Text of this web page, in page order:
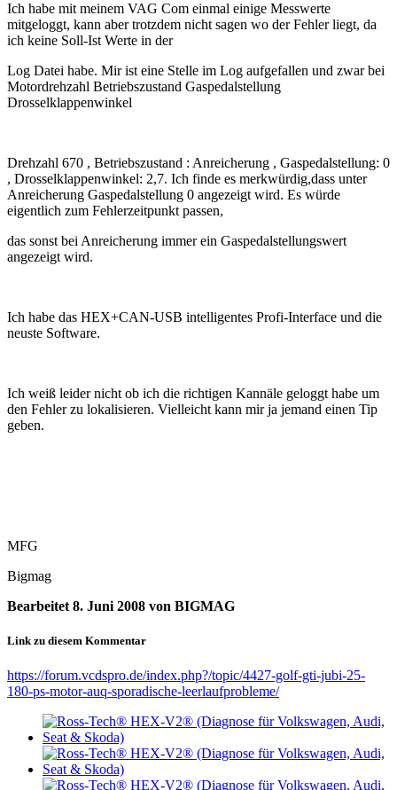
Ich habe mit meinem VAG Com einmal einige Messwerte
mitgeloggt, kann aber trotzdem nicht sagen wo der Fehler liegt, da
ich keine Soll-Ist Werte in der
Log Datei habe. Mir ist eine Stelle im Log aufgefallen und zwar bei
Motordrehzahl Betriebszustand Gaspedalstellung
Drosselklappenwinkel
Drehzahl 670 , Betriebszustand : Anreicherung , Gaspedalstellung: 0
, Drosselklappenwinkel: 2,7. Ich finde es merkwürdig,dass unter
Anreicherung Gaspedalstellung 0 angezeigt wird. Es würde
eigentlich zum Fehlerzeitpunkt passen,
das sonst bei Anreicherung immer ein Gaspedalstellungswert
angezeigt wird.
Ich habe das HEX+CAN-USB intelligentes Profi-Interface und die
neuste Software.
Ich weiß leider nicht ob ich die richtigen Kannäle geloggt habe um
den Fehler zu lokalisieren. Vielleicht kann mir ja jemand einen Tip
geben.
MFG
Bigmag
Bearbeitet 8. Juni 2008 von BIGMAG
Link zu diesem Kommentar
https://forum.vcdspro.de/index.php?/topic/4427-golf-gti-jubi-25-
180-ps-motor-auq-sporadische-leerlaufprobleme/